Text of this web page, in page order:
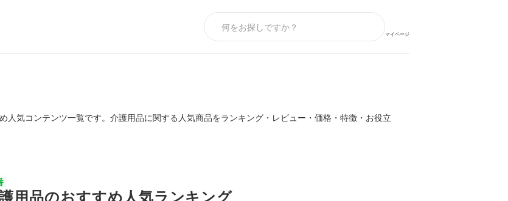
マイページ
人気コンテンツ一覧です。介護用品に関する人気商品をランキング・レビュー・価格・特徴・お役立
用品のおすすめ人気ランキング